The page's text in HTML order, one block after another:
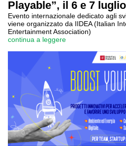
Playable”, il 6 e 7
Evento internazionale dedicato agli
viene organizzato da IIDEA (Italian
Entertainment Association)
continua a leggere